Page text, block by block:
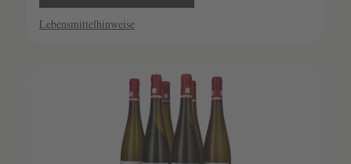
Lebensmittelhinweise
SCHATZKAMMER
SEHR LIMITIERT